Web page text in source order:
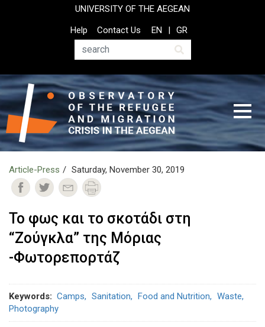
UNIVERSITY OF THE AEGEAN
Top
Header
Help
Contact Us
Search
EN GR
Article-Press Saturday, November 30, 2019
Το φως και το σκοτάδι στη
“Ζούγκλα” της Μόριας
-Φωτορεπορτάζ
Keywords Camps Sanitation Food and Nutrition
Waste
Photography